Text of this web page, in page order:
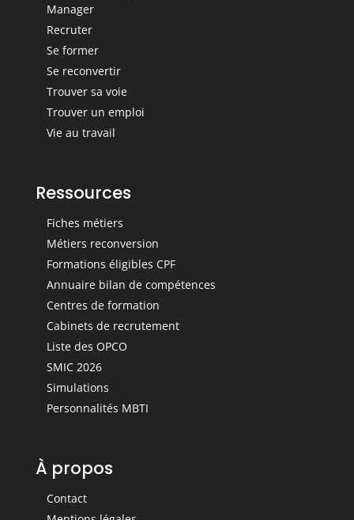
Manager
Recruter
Se former
Se reconvertir
Trouver sa voie
Trouver un emploi
Vie au travail
Ressources
Fiches métiers
Métiers reconversion
Formations éligibles CPF
Annuaire bilan de compétences
Centres de formation
Cabinets de recrutement
Liste des OPCO
SMIC 2026
Simulations
Personnalités MBTI
À propos
Contact